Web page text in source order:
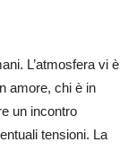
L’atmosfera vi è
amore, chi è in
un incontro
tensioni. La